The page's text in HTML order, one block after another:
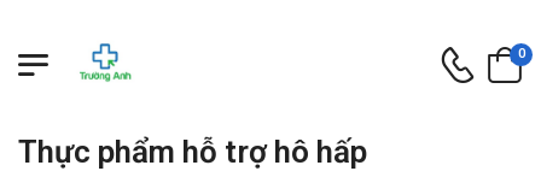
0
Thực phẩm hỗ trợ hô hấp